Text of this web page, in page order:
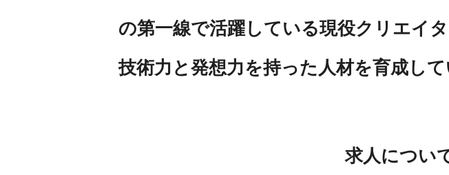
の第一線で活躍している現役クリエイ
技術力と発想力を持った人材を育成して
求人につい